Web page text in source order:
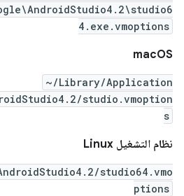
4.exe.vmoptions
macOS
~/Library/Application
studio.vmoption
s
نظام التشغيل Linux
studio64.vmo
ptions